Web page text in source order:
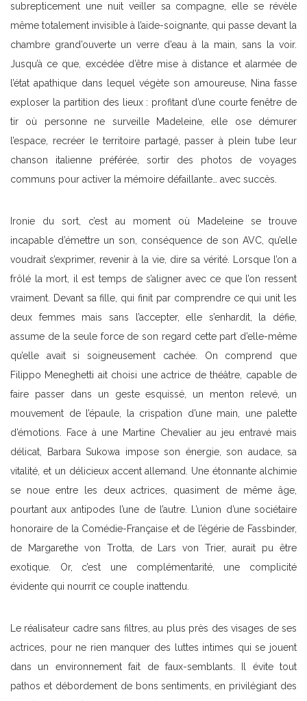
subrepticement une nuit veiller sa compagne, elle se révèle
même totalement invisible à l’aide-soignante, qui passe devant la
chambre grand’ouverte un verre d’eau à la main, sans la voir.
Jusqu’à ce que, excédée d’être mise à distance et alarmée de
l’état apathique dans lequel végète son amoureuse, Nina fasse
exploser la partition des lieux : profitant d’une courte fenêtre de
tir où personne ne surveille Madeleine, elle ose démurer
l’espace, recréer le territoire partagé, passer à plein tube leur
chanson italienne préférée, sortir des photos de voyages
communs pour activer la mémoire défaillante… avec succès.
Ironie du sort, c’est au moment où Madeleine se trouve
incapable d’émettre un son, conséquence de son AVC, qu’elle
voudrait s’exprimer, revenir à la vie, dire sa vérité. Lorsque l’on a
frôlé la mort, il est temps de s’aligner avec ce que l’on ressent
vraiment. Devant sa fille, qui finit par comprendre ce qui unit les
deux femmes mais sans l’accepter, elle s’enhardit, la défie,
assume de la seule force de son regard cette part d’elle-même
qu’elle avait si soigneusement cachée. On comprend que
Filippo Meneghetti ait choisi une actrice de théâtre, capable de
faire passer dans un geste esquissé, un menton relevé, un
mouvement de l’épaule, la crispation d’une main, une palette
d’émotions. Face à une Martine Chevalier au jeu entravé mais
délicat, Barbara Sukowa impose son énergie, son audace, sa
vitalité, et un délicieux accent allemand. Une étonnante alchimie
se noue entre les deux actrices, quasiment de même âge,
pourtant aux antipodes l’une de l’autre. L’union d’une sociétaire
honoraire de la Comédie-Française et de l’égérie de Fassbinder,
de Margarethe von Trotta, de Lars von Trier, aurait pu être
exotique. Or, c’est une complémentarité, une complicité
évidente qui nourrit ce couple inattendu.
Le réalisateur cadre sans filtres, au plus près des visages de ses
actrices, pour ne rien manquer des luttes intimes qui se jouent
dans un environnement fait de faux-semblants. Il évite tout
pathos et débordement de bons sentiments, en privilégiant des